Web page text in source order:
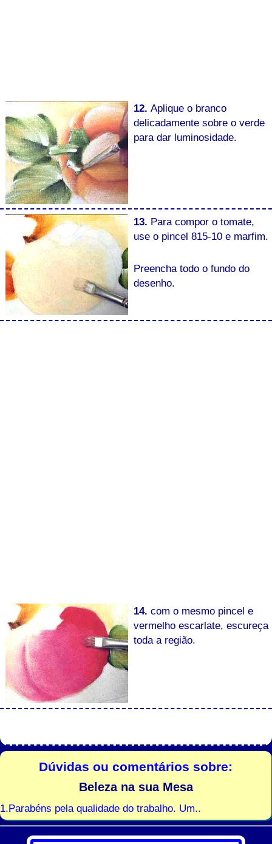
12. Aplique o branco
delicadamente sobre o verde
para dar luminosidade.
13. Para compor o tomate,
use o pincel 815-10 e marfim.
Preencha todo o fundo do
desenho.
14. com o mesmo pincel e
vermelho escarlate, escureça
toda a região.
Dúvidas ou comentários sobre:
Beleza na sua Mesa
1.Parabéns pela qualidade do trabalho. Um..